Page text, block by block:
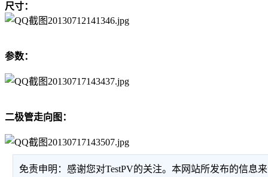
尺寸：
参数：
二极管走向图：
免责申明：感谢您对TestPV的关注。本网站所发布的信息